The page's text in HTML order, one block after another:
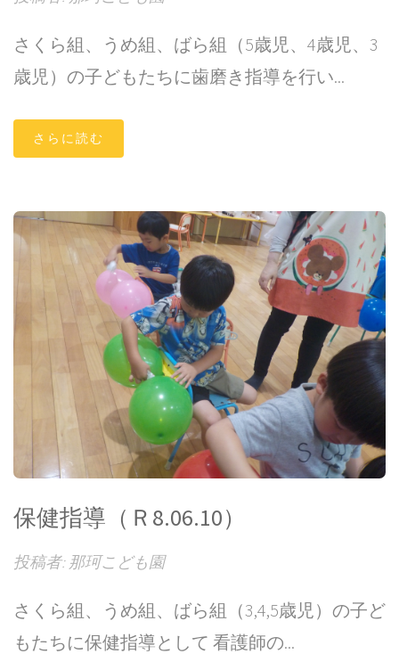
さくら組、うめ組、ばら組（5歳児、4歳児、3
歳児）の子どもたちに歯磨き指導を行い...
さらに読む
保健指導（Ｒ8.06.10）
投稿者: 那珂こども園
さくら組、うめ組、ばら組（3,4,5歳児）の子ど
もたちに保健指導として 看護師の...